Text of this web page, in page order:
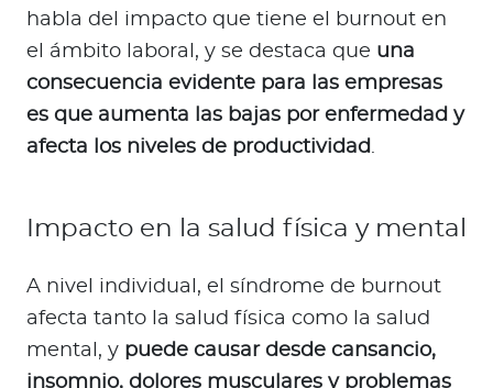
habla del impacto que tiene el burnout en
el ámbito laboral, y se destaca que una
consecuencia evidente para las empresas
es que aumenta las bajas por enfermedad y
afecta los niveles de productividad.
Impacto en la salud física y mental
A nivel individual, el síndrome de burnout
afecta tanto la salud física como la salud
mental, y puede causar desde cansancio,
insomnio, dolores musculares y problemas